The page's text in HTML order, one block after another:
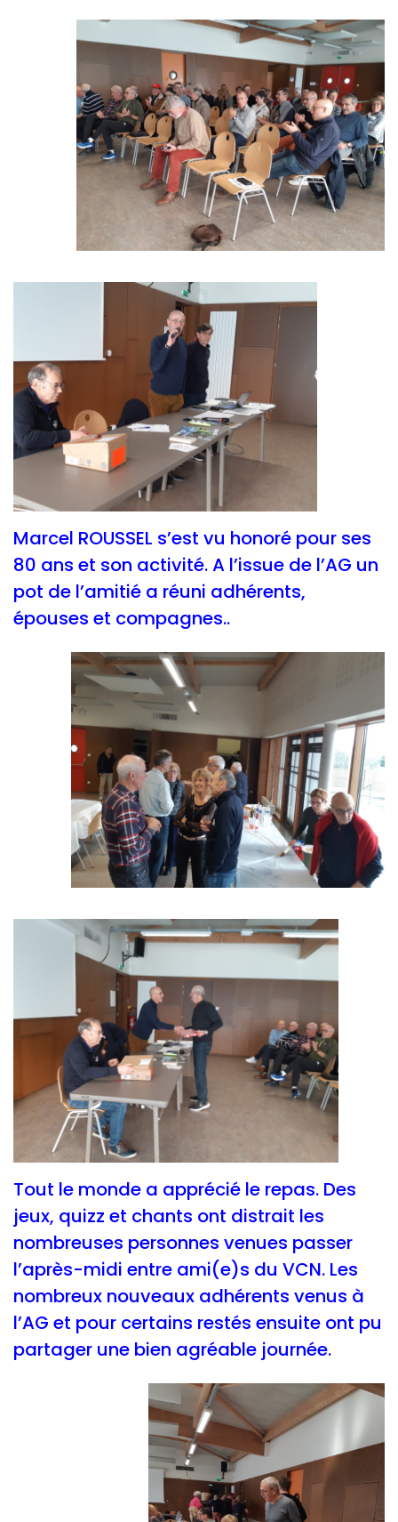
Marcel ROUSSEL s’est vu honoré pour ses
80 ans et son activité. A l’issue de l’AG un
pot de l’amitié a réuni adhérents,
épouses et compagnes..
Tout le monde a apprécié le repas. Des
jeux, quizz et chants ont distrait les
nombreuses personnes venues passer
l’après-midi entre ami(e)s du VCN. Les
nombreux nouveaux adhérents venus à
l’AG et pour certains restés ensuite ont pu
partager une bien agréable journée.